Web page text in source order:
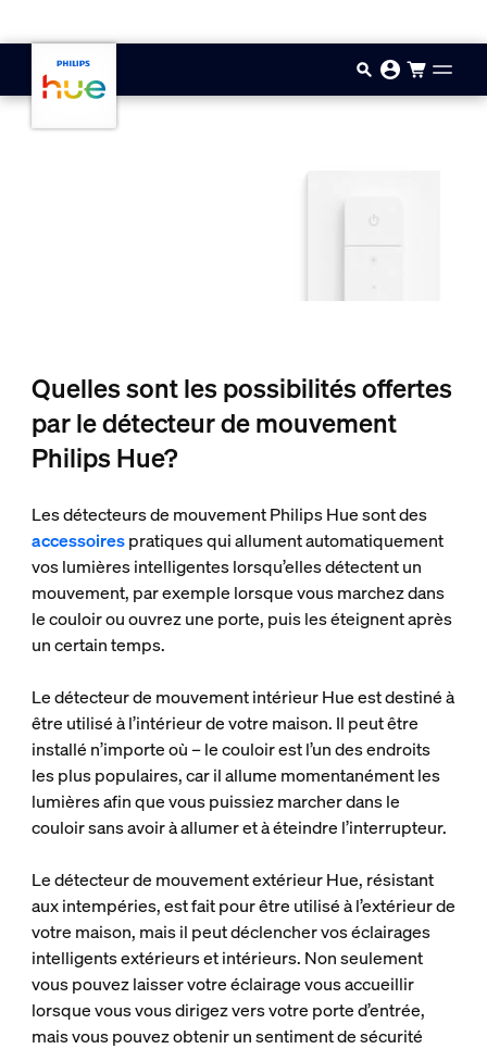
Quelles sont les possibilités offertes
par le détecteur de mouvement
Philips Hue?
Les détecteurs de mouvement Philips Hue sont des
accessoirespratiques qui allument automatiquement
vos lumières intelligentes lorsqu’elles détectent un
mouvement, par exemple lorsque vous marchez dans
le couloir ou ouvrez une porte, puis les éteignent après
un certain temps.
Le détecteur de mouvement intérieur Hue est destiné à
être utilisé à l’intérieur de votre maison. Il peut être
installé n’importe où – le couloir est l’un des endroits
les plus populaires, car il allume momentanément les
lumières afin que vous puissiez marcher dans le
couloir sans avoir à allumer et à éteindre l’interrupteur.
Le détecteur de mouvement extérieur Hue, résistant
aux intempéries, est fait pour être utilisé à l’extérieur de
votre maison, mais il peut déclencher vos éclairages
intelligents extérieurs et intérieurs. Non seulement
vous pouvez laisser votre éclairage vous accueillir
lorsque vous vous dirigez vers votre porte d’entrée,
mais vous pouvez obtenir un sentiment de sécurité